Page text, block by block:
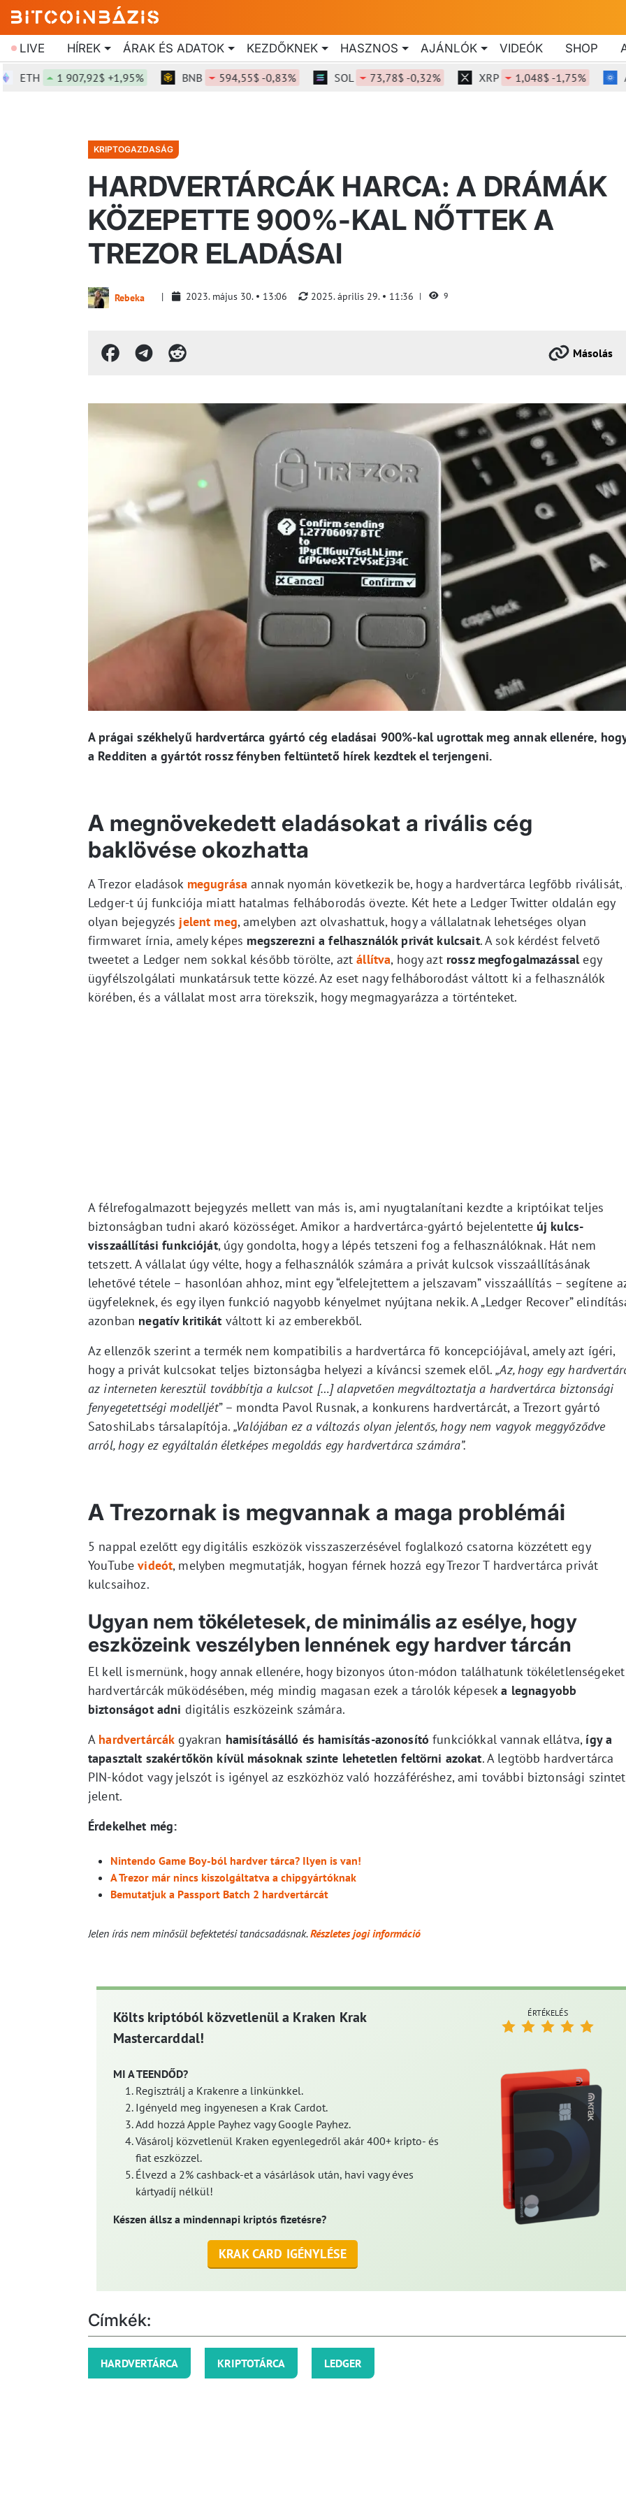
LIVE HÍREK ÁRAK ÉS ADATOK KEZDŐKNEK HASZNOS AJÁNLÓK VIDEÓK SHOP
1 907,92$ +1,95% BNB 594,55$ -0,83% SOL 73,78$ -0,32% XRP 1,048$ -1,75% ADA
KRIPTOGAZDASÁG
HARDVERTÁRCÁK HARCA: A DRÁMÁK
KÖZEPETTE 900%-KAL NŐTTEK A
TREZOR ELADÁSAI
Rebeka 2023. május 30. 13:06 2025. április 29. 11:36 9
Másolás
A prágai székhelyű hardvertárca gyártó cég eladásai 900%-kal ugrottak meg annak ellenére,
a Redditen a gyártót rossz fényben feltüntető hírek kezdtek el terjengeni.
A megnövekedett eladásokat a rivális cég
baklövése okozhatta
A Trezor eladások megugrása annak nyomán következik be, hogy a hardvertárca legfőbb riválisát,
Ledger-t új funkciója miatt hatalmas felháborodás övezte. Két hete a Ledger Twitter oldalán egy
olyan bejegyzés jelent meg, amelyben azt olvashattuk, hogy a vállalatnak lehetséges olyan
firmwaret írnia, amely képes megszerezni a felhasználók privát kulcsait. A sok kérdést felvető
tweetet a Ledger nem sokkal később törölte, aztállítva, hogy azt rossz megfogalmazássalegy
ügyfélszolgálati munkatársuk tette közzé. Az eset nagy felháborodást váltott ki a felhasználók
körében, és a vállalat most arra törekszik, hogy megmagyarázza a történteket.
A félrefogalmazott bejegyzés mellett van más is, ami nyugtalanítani kezdte a kriptóikat teljes
biztonságban tudni akaró közösséget. Amikor a hardvertárca-gyártó bejelentette új kulcs-
visszaállítási funkcióját, úgy gondolta, hogy a lépés tetszeni fog a felhasználóknak. Hát nem
tetszett. A vállalat úgy vélte, hogy a felhasználók számára a privát kulcsok visszaállításának
lehetővé tétele – hasonlóan ahhoz, mint egy “elfelejtettem a jelszavam” visszaállítás – segítene
ügyfeleknek, és egy ilyen funkció nagyobb kényelmet nyújtana nekik. A „Ledger Recover”
azonban negatív kritikát váltott ki az emberekből.
Az ellenzők szerint a termék nem kompatibilis a hardvertárca fő koncepciójával, amely azt ígéri,
hogy a privát kulcsokat teljes biztonságba helyezi a kíváncsi szemek elől.„Az, hogy egy
az interneten keresztül továbbítja a kulcsot […] alapvetően megváltoztatja a hardvertárca biztonsági
fenyegetettségi modelljét” – mondta Pavol Rusnak, a konkurens hardvertárcát, a Trezort gyártó
SatoshiLabs társalapítója.„Valójában ez a változás olyan jelentős, hogy nem vagyok meggyőződve
arról, hogy ez egyáltalán életképes megoldás egy hardvertárca számára”.
A Trezornak is megvannak a maga problémái
5 nappal ezelőtt egy digitális eszközök visszaszerzésével foglalkozó csatorna közzétett egy
YouTubevideót, melyben megmutatják, hogyan férnek hozzá egy Trezor T hardvertárca privát
kulcsaihoz.
Ugyan nem tökéletesek, de minimális az esélye, hogy
eszközeink veszélyben lennének egy hardver tárcán
El kell ismernünk, hogy annak ellenére, hogy bizonyos úton-módon találhatunk
hardvertárcák működésében, még mindig magasan ezek a tárolók képeseka legnagyobb
biztonságot adni digitális eszközeink számára.
A hardvertárcák gyakran hamisításálló és hamisítás-azonosító funkciókkal vannak ellátva, így a
tapasztalt szakértőkön kívül másoknak szinte lehetetlen feltörni azokat. A legtöbb hardvertárca
PIN-kódot vagy jelszót is igényel az eszközhöz való hozzáféréshez, ami további biztonsági szintet
jelent.
Érdekelhet még:
Nintendo Game Boy-ból hardver tárca? Ilyen is van!
A Trezor már nincs kiszolgáltatva a chipgyártóknak
Bemutatjuk a Passport Batch 2 hardvertárcát
Jelen írás nem minősül befektetési tanácsadásnak.Részletes jogi információ
Költs kriptóból közvetlenül a Kraken Krak
Mastercarddal!
MI A TEENDŐD?
Regisztrálj a Krakenre a linkünkkel.
Igényeld meg ingyenesen a Krak Cardot.
Add hozzá Apple Payhez vagy Google Payhez.
Vásárolj közvetlenül Kraken egyenlegedről akár 400+ kripto- és
fiat eszközzel.
Élvezd a 2% cashback-et a vásárlások után, havi vagy éves
kártyadíj nélkül!
Készen állsz a mindennapi kriptós fizetésre?
KRAK CARD IGÉNYLÉSE
ÉRTÉKELÉS
Címkék:
HARDVERTÁRCA KRIPTOTÁRCA LEDGER